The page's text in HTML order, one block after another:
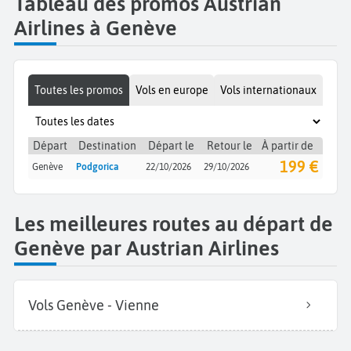
Airlines à Genève
Toutes les promos Vols en europe Vols internationaux
Départ Destination Départ le Retour le À partir de
Genève Podgorica 22/10/2026 29/10/2026 199 €
Les meilleures routes au départ de
Genève par Austrian Airlines
Vols Genève - Vienne